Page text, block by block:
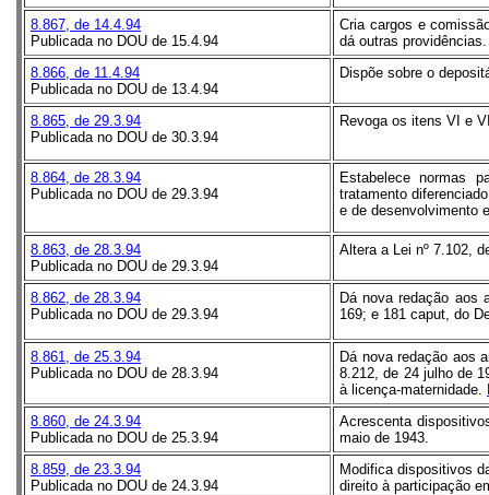
8.867, de 14.4.94
Publicada no DOU de 15.4.94
Cria cargos e
dá outras providências.
8.866, de 11.4.94
Publicada no DOU de 13.4.94
Dispõe sobre o
8.865, de 29.3.94
Publicada no DOU de 30.3.94
Revoga os itens VI e
8.864, de 28.3.94
Publicada no DOU de 29.3.94
Estabelece normas
tratamento
e de desenvolvimento
8.863, de 28.3.94
Publicada no DOU de 29.3.94
Altera a Lei nº 7.102,
8.862, de 28.3.94
Publicada no DOU de 29.3.94
Dá nova redação aos
169; e 181 caput, do
8.861, de 25.3.94
Publicada no DOU de 28.3.94
Dá nova redação aos
8.212, de 24 julho de
à licença-maternidade.
8.860, de 24.3.94
Publicada no DOU de 25.3.94
Acrescenta
maio de 1943.
8.859, de 23.3.94
Publicada no DOU de 24.3.94
Modifica dispositivos
direito à participação